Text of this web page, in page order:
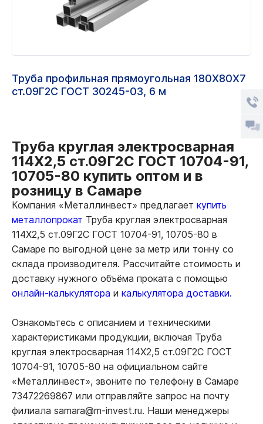
Труба профильная прямоугольная 180Х80Х7
ст.09Г2С ГОСТ 30245-03, 6 м
Труба круглая электросварная
114Х2,5 ст.09Г2С ГОСТ 10704-91,
10705-80 купить оптом и в
розницу в Самаре
Компания «Металлинвест» предлагает купить
металлопрокат Труба круглая электросварная
114Х2,5 ст.09Г2С ГОСТ 10704-91, 10705-80 в
Самаре по выгодной цене за метр или тонну со
склада производителя. Рассчитайте стоимость и
доставку нужного объёма проката с помощью
онлайн-калькулятора и калькулятора доставки.
Ознакомьтесь с описанием и техническими
характеристиками продукции, включая Труба
круглая электросварная 114Х2,5 ст.09Г2С ГОСТ
10704-91, 10705-80 на официальном сайте
«Металлинвест», звоните по телефону в Самаре
73472269867 или отправляйте запрос на почту
филиала samara@m-invest.ru. Наши менеджеры